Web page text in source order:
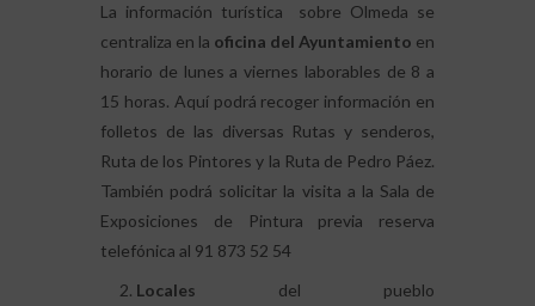
La información turística sobre Olmeda se
centraliza en la oficina del Ayuntamiento en
horario de lunes a viernes laborables de 8 a
15 horas. Aquí podrá recoger información en
folletos de las diversas Rutas y senderos,
Ruta de los Pintores y la Ruta de Pedro Páez.
También podrá solicitar la visita a la Sala de
Exposiciones de Pintura previa reserva
telefónica al 91 873 52 54
Locales del pueblo